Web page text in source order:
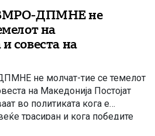
ВМРО-ДПМНЕ не
на
совеста на
не молчат-тие се темелот
на Македонија Постојат
во политиката кога е
трасиран и кога победите
постои и една друга